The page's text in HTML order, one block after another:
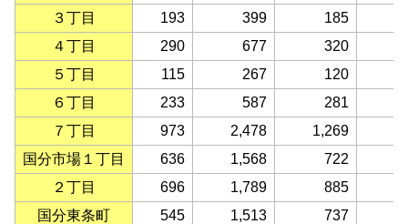
３丁目
193 399 185
４丁目
290 677 320
５丁目
115 267 120
６丁目
233 587 281
７丁目
973 2,478 1,269
国分市場１丁目
636 1,568 722
２丁目
696 1,789 885
国分東条町
545 1,513 737